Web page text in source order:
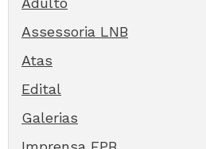
Assessoria LNB
Atas
Edital
Galerias